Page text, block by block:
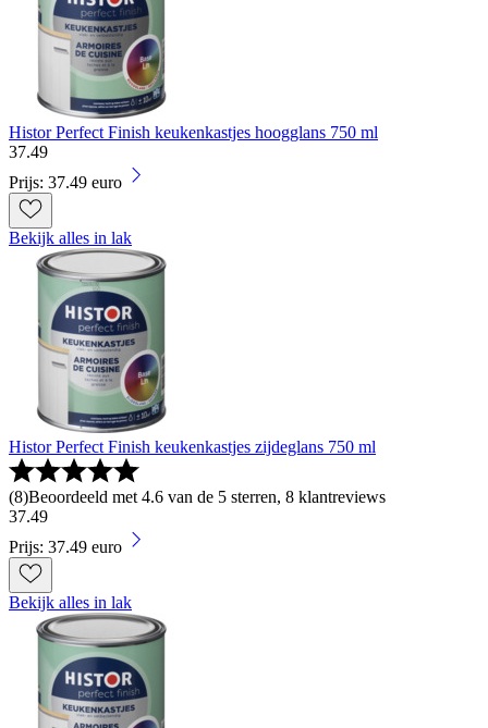
Histor Perfect Finish keukenkastjes hoogglans 750 ml
37.49
Prijs: 37.49 euro
Bekijk alles in lak
Histor Perfect Finish keukenkastjes zijdeglans 750 ml
(8)Beoordeeld met 4.6 van de 5 sterren, 8 klantreviews
37.49
Prijs: 37.49 euro
Bekijk alles in lak